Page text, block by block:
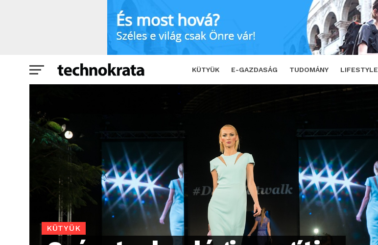
KÜTYÜK E-GAZDASÁG TUDOMÁNY LIFESTYLE
Csúcstechnológia segíti a magyar fenntartható divatot SHARE
KÜTYÜK